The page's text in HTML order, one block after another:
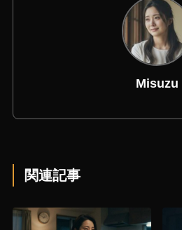
Misuzu
関連記事